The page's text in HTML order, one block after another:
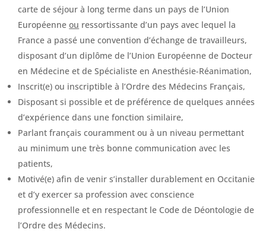
carte de séjour à long terme dans un pays de l’Union
Européenneou ressortissante d’un pays avec lequel la
France a passé une convention d’échange de travailleurs,
disposant d’un diplôme de l’Union Européenne de Docteur
en Médecine et de Spécialiste en Anesthésie-Réanimation,
Inscrit(e) ou inscriptible à l’Ordre des Médecins Français,
Disposant si possible et de préférence de quelques années
d’expérience dans une fonction similaire,
Parlant français couramment ou à un niveau permettant
au minimum une très bonne communication avec les
patients,
Motivé(e) afin de venir s’installer durablement en Occitanie
et d’y exercer sa profession avec conscience
professionnelle et en respectant le Code de Déontologie de
l’Ordre des Médecins.